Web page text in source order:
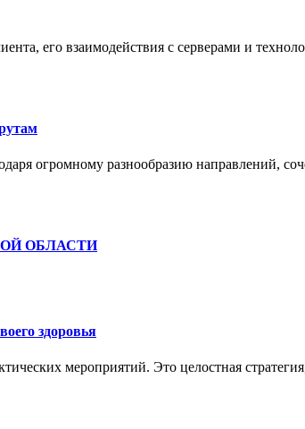
его взаимодействия с серверами и
огромному разнообразию направлений,
ОБЛАСТИ
здоровья
мероприятий. Это целостная